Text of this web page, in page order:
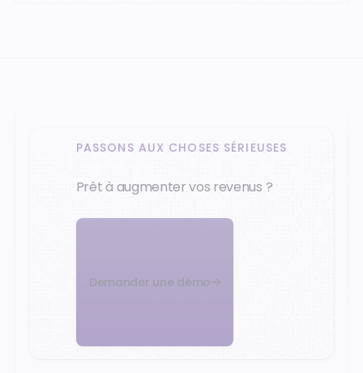
PASSONS AUX CHOSES SÉRIEUSES
Prêt à augmenter vos revenus ?
Demander une démo